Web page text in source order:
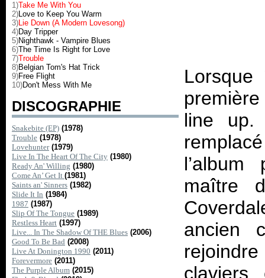
1)Take Me With You
2)Love to Keep You Warm
3)Lie Down (A Modern Lovesong)
4)Day Tripper
5)Nighthawk - Vampire Blues
6)The Time Is Right for Love
7)Trouble
8)Belgian Tom's Hat Trick
9)Free Flight
10)Don't Mess With Me
DISCOGRAPHIE
Snakebite (EP) (1978)
Trouble (1978)
Lovehunter (1979)
Live In The Heart Of The City (1980)
Ready An' Willing (1980)
Come An’ Get It (1981)
Saints an' Sinners (1982)
Slide It In (1984)
1987 (1987)
Slip Of The Tongue (1989)
Restless Heart (1997)
Live... In The Shadow Of THE Blues (2006)
Good To Be Bad (2008)
Live At Donington 1990 (2011)
Forevermore (2011)
The Purple Album (2015)
Lorsque
line up.
maître
ancien
claviers